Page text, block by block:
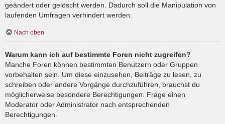
geändert oder gelöscht werden. Dadurch soll die Manipulation von
laufenden Umfragen verhindert werden.
Nach oben
Warum kann ich auf bestimmte Foren nicht zugreifen?
Manche Foren können bestimmten Benutzern oder Gruppen
vorbehalten sein. Um diese einzusehen, Beiträge zu lesen, zu
schreiben oder andere Vorgänge durchzuführen, brauchst du
möglicherweise besondere Berechtigungen. Frage einen
Moderator oder Administrator nach entsprechenden
Berechtigungen.